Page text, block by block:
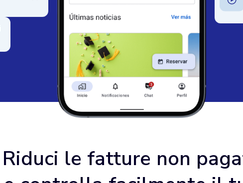
Riduci le fatture non